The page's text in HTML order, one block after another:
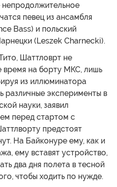
певец из ансамбля
Bass) и польский
(Leszek Charnecki).
Шаттловрт не
время на борту МКС, лишь
из иллюминатора
различные эксперименты в
науки, заявил
перед стартом с
предстоят
На Байконуре ему, как и
ему вставят устройство,
два дня полета в тесной
чтобы ходить по нужде.